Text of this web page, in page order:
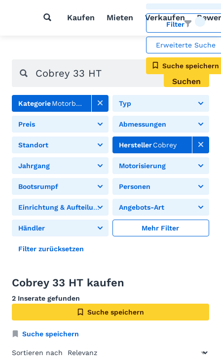
Kaufen Mieten Verkaufen
Filter
Erweiterte Suche
Suche speichern
Suchen
KategorieMotorboote Typ
Preis Abmessungen
Standort HerstellerCobrey
Jahrgang Motorisierung
Bootsrumpf Personen
Einrichtung & Aufteilung Angebots-Art
Händler Mehr Filter
Filter zurücksetzen
Cobrey 33 HT kaufen
2 Inserate gefunden
Suche speichern
Suche speichern
Sortieren nach